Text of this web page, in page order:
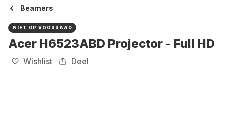
Beamers
NIET OP VOORRAAD
Acer H6523ABD Projector - Full HD
Wishlist Deel